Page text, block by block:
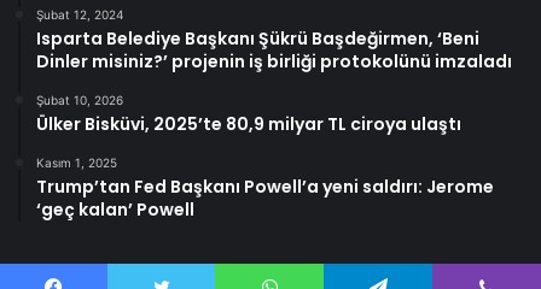
Şubat 12, 2024
Isparta Belediye Başkanı Şükrü Başdeğirmen, ‘Beni
Dinler misiniz?’ projenin iş birliği protokolünü imzaladı
Şubat 10, 2026
Ülker Bisküvi, 2025’te 80,9 milyar TL ciroya ulaştı
Kasım 1, 2025
Trump’tan Fed Başkanı Powell’a yeni saldırı: Jerome
‘geç kalan’ Powell